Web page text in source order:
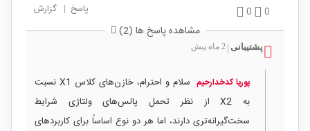
0
0 پاسخ | گزارش
مشاهده پاسخ ها (2)
پشتیبانی 2 ماه پیش
پوریا کدخدارحیم
سلام و احترام، خازن‌های کلاس X1 نسبت
به X2 از نظر تحمل پالس‌های ولتاژی شرایط
سخت‌گیرانه‌تری دارند، اما هر دو نوع اساساً برای کاربردهای